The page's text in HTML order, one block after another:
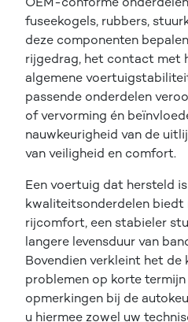
fuseekogels, rubbers,
deze componenten
rijgedrag, het contact met
algemene
passende onderdelen
of vervorming én
nauwkeurigheid van de
van veiligheid en comfort.
Een voertuig dat hersteld
kwaliteitsonderdelen biedt
rijcomfort, een stabieler
langere levensduur van
Bovendien verkleint het de
problemen op korte
opmerkingen bij de
u hiermee zowel uw